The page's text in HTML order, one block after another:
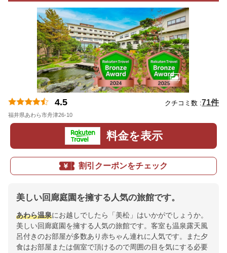
4.5 クチコミ数 :71件
福井県あわら市舟津26-10
料金を表示
割引クーポンをチェック
美しい回廊庭園を擁する人気の旅館です。
あわら温泉にお越しでしたら「美松」はいかがでしょうか。
美しい回廊庭園を擁する人気の旅館です。客室も温泉露天風
呂付きのお部屋が多数あり赤ちゃん連れに人気です。また夕
食はお部屋または個室で頂けるので周囲の目を気にする必要